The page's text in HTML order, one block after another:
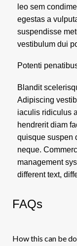
leo sem
egestas a
suspendisse
vestibulum dui
Potenti
Blandit
Adipiscing
iaculis ridiculus
hendrerit diam
quisque suspen
neque.
management
different text,
FAQs
How this can be